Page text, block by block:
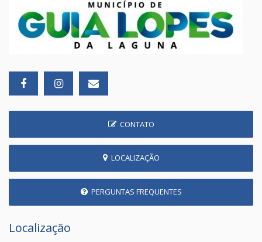
CONTATO
LOCALIZAÇÃO
PERGUNTAS FREQUENTES
Localização